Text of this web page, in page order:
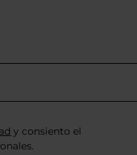
y consiento el